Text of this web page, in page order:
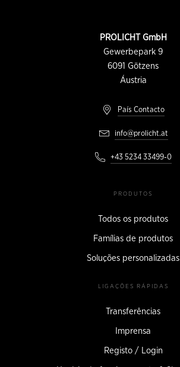
PROLICHT GmbH
Gewerbepark 9
6091 Götzens
Áustria
País Contacto
info@prolicht.at
+43 5234 33499-0
PRODUTOS
Todos os produtos
Famílias de produtos
Soluções personalizadas
LIGAÇÕES RÁPIDAS
Transferências
Imprensa
Registo / Login